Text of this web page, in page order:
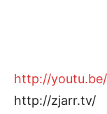
http://
http://zjarr.tv/